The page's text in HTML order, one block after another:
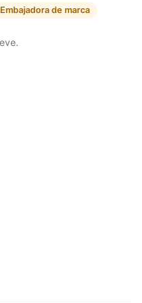
Embajadora de marca